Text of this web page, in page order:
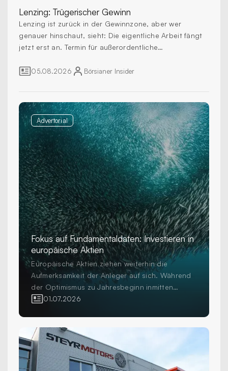
Lenzing:Trügerischer Gewinn
Lenzing ist zurück in der Gewinnzone, aber wer
genauer hinschaut, sieht: Die eigentliche Arbeit fängt
jetzt erst an. Termin für außerordentliche
05.08.2026 Börsianer Insider
Advertorial
Fokus auf Fundamentaldaten: Investieren in
europäische Aktien
Europäische Aktien ziehen weiterhin die
Aufmerksamkeit der Anleger auf sich. Während
der Optimismus zu Jahresbeginn inmitten
erhöhter Volatilität und geopolitischer
als wichtigen Bestandteil diversifizierter
Aktienportfolios. Die Frage für professionelle
Anleger ist nicht mehr, ob sie in Europa
investieren sollen, sondern wie sie dies tun.
01.07.2026